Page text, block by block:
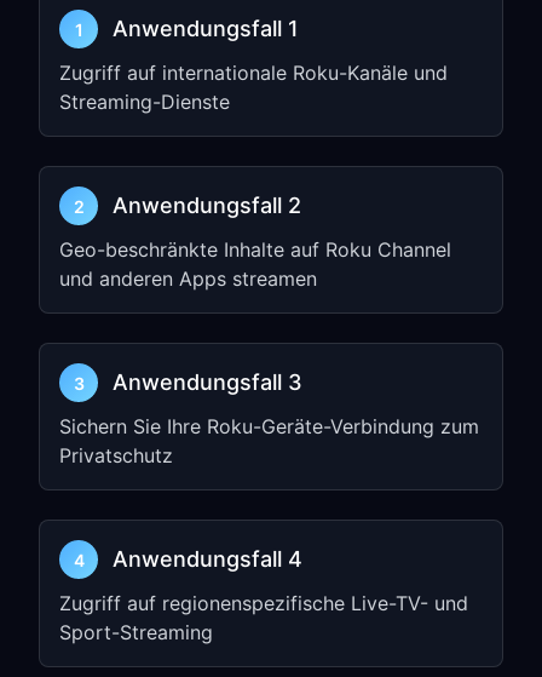
Schritt 2: Roku-
Netzwerkeinstellungen
konfigurieren
Drücken Sie auf dem Roku-
Ihrer Fernbedienung
Wählen SieSet up connection→
Wireless
Wählen Sie
Konfigurieren Sie Ihre
Netzwerkeinstellungen und wählen Sie
Wählen Sie
Manual
Geben Sie denHTTP Proxy(IP
1 Anwendungsfall 1
Zugriff auf internationale Roku-Kanäle und
Streaming-Dienste
2 Anwendungsfall 2
Geo-beschränkte Inhalte auf Roku Channel
und anderen Apps streamen
3 Anwendungsfall 3
Sichern Sie Ihre Roku-Geräte-Verbindung zum
Privatschutz
4 Anwendungsfall 4
Zugriff auf regionenspezifische Live-TV- und
Sport-Streaming